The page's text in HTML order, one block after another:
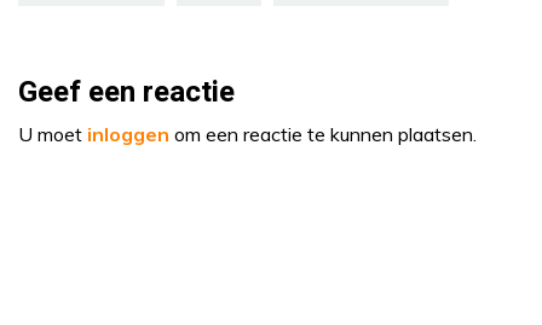
Geef een reactie
U moet inloggen om een reactie te kunnen plaatsen.